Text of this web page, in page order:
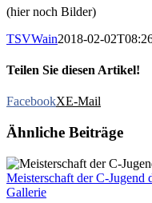
(hier noch Bilder)
TSVWain2018-02-
Teilen Sie diesen Artikel!
FacebookXE-Mail
Ähnliche Beiträge
Meisterschaft der C-
Gallerie